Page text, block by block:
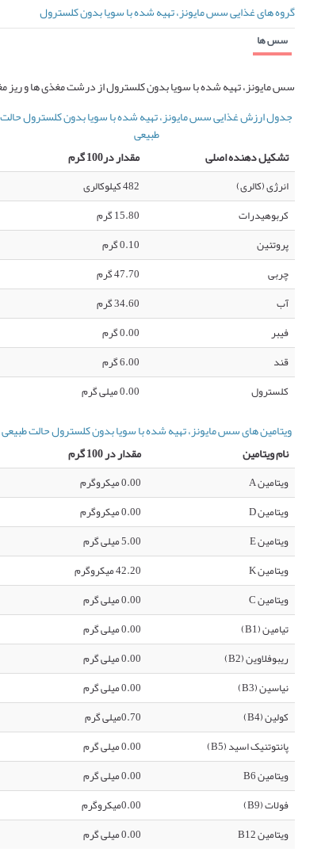
گروه های غذایی سس مایونز، تهیه شده با سویا بدون کلسترول
سس ها
سس مایونز، تهیه شده با سویا بدون کلسترول از درشت مغذی ها و
جدول ارزش غذایی سس مایونز، تهیه شده با سویا بدون کلسترول حالت
طبیعی
تشکیل دهنده اصلی
مقدار در100 گرم
انرژی (کالری)
482 کیلوکالری
کربوهیدرات
15.80 گرم
پروتئین
0.10 گرم
چربی
47.70 گرم
آب
34.60 گرم
فیبر
0.00 گرم
قند
6.00 گرم
کلسترول
0.00 میلی گرم
ویتامین های سس مایونز، تهیه شده با سویا بدون کلسترول حالت طبیعی
نام ویتامین
مقدار در 100 گرم
ویتامین A
0.00 میکروگرم
ویتامین D
0.00 میکروگرم
ویتامین E
5.00 میلی گرم
ویتامین K
42.20 میکروگرم
ویتامین C
0.00 میلی گرم
تیامین (B1)
0.00 میلی گرم
ریبوفلاوین (B2)
0.00 میلی گرم
نیاسین (B3)
0.00 میلی گرم
کولین (B4)
0.70میلی گرم
پانتوتنیک اسید (B5)
0.00 میلی گرم
ویتامین B6
0.00 میلی گرم
فولات (B9)
0.00میکروگرم
ویتامین B12
0.00 میلی گرم